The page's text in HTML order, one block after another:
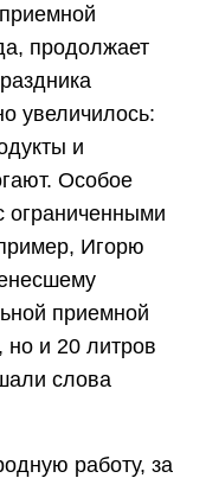
продолжает
увеличилось:
и
Особое
Игорю
приемной
но и 20 литров
слова
работу, за